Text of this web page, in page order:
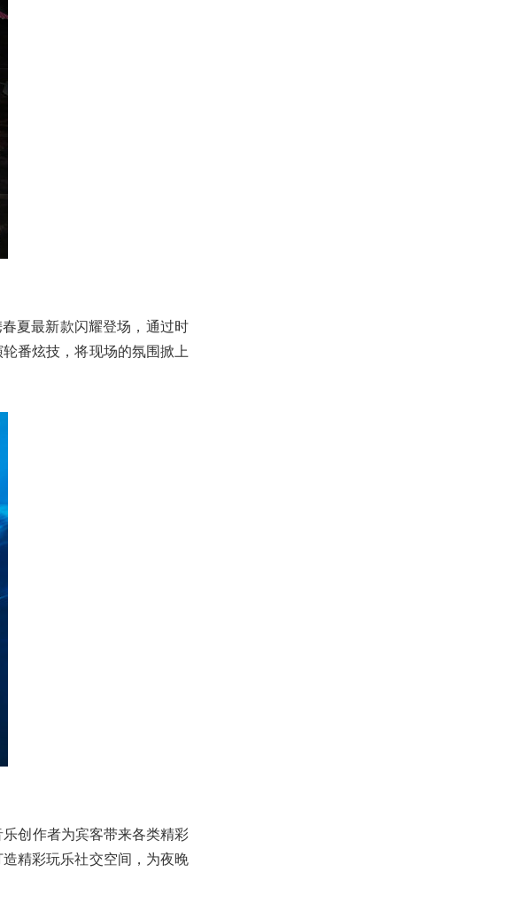
夏最新款闪耀登场，通过时
番炫技，将现场的氛围掀上
创作者为宾客带来各类精彩
精彩玩乐社交空间，为夜晚